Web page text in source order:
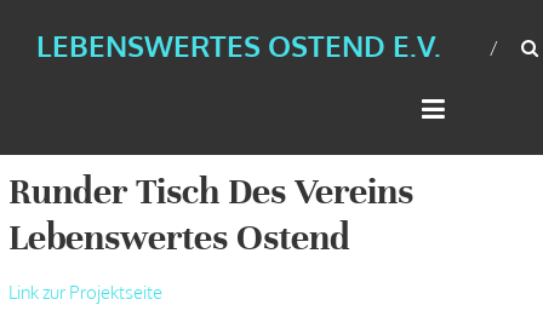
LEBENSWERTES OSTEND E.V.
Runder Tisch Des Vereins
Lebenswertes Ostend
Link zur Projektseite